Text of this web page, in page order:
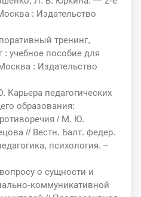
: Издательство
тренинг,
: учебное пособие для
: Издательство
педагогических
образования:
/ М. Ю.
// Вестн. Балт. федер.
психология. –
о сущности и
коммуникативной